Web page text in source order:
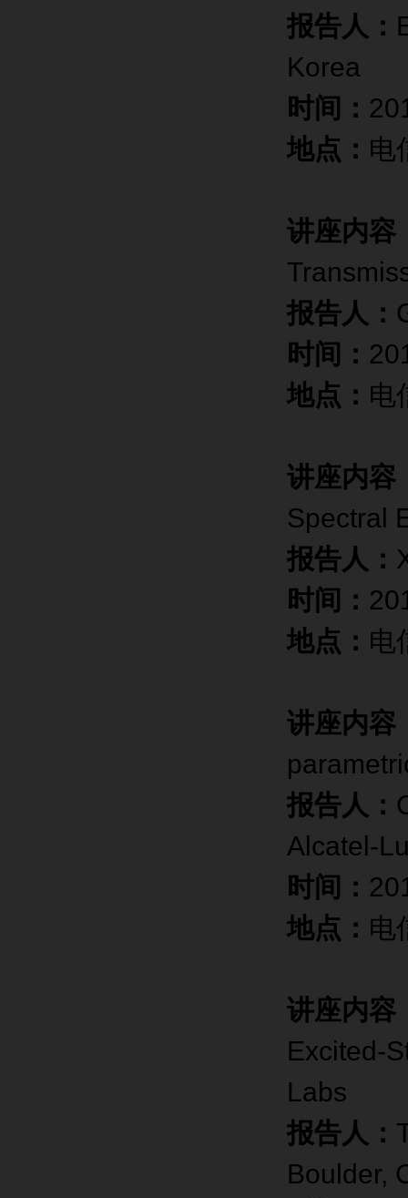
报告人：
Korea
时间：
地点： 电
讲座内容
报告人：
时间：
地点： 电
讲座内容
Spectral
报告人：
时间：
地点： 电
讲座内容
报告人：
Alcatel-
时间：
地点： 电
讲座内容
Excited-
Labs
报告人：
Boulder,